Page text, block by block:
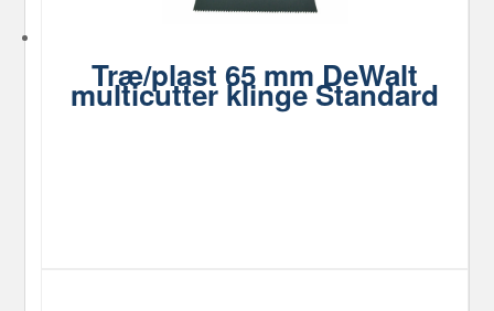
Træ/plast 65 mm DeWalt
multicutter klinge Standard